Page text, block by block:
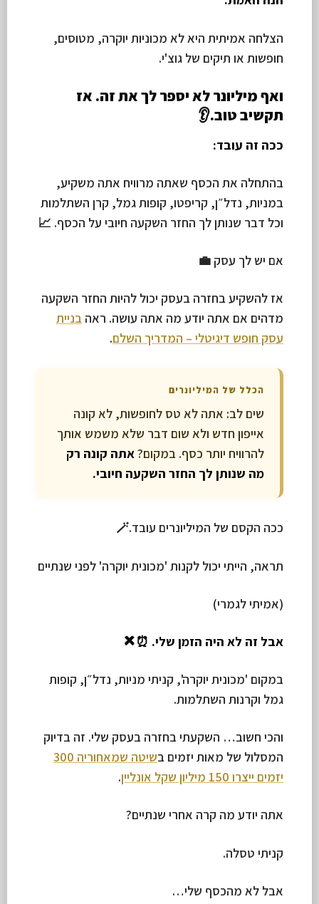
הצלחה אמיתית היא לא מכוניות יוקרה, מטוסים,
חופשות או תיקים של גוצ'י.
ואף מיליונר לא יספר לך את זה. אז
תקשיב טוב.👂
ככה זה עובד:
בהתחלה את הכסף שאתה מרוויח אתה משקיע,
במניות, נדל״ן, קריפטו, קופות גמל, קרן השתלמות
וכל דבר שנותן לך החזר השקעה חיובי על הכסף. 📈
אם יש לך עסק 💼
אז להשקיע בחזרה בעסק יכול להיות החזר השקעה
מדהים אם אתה יודע מה אתה עושה. ראה בניית
עסק חופש דיגיטלי – המדריך השלם.
הכלל של המיליונרים
שים לב: אתה לא טס לחופשות, לא קונה
אייפון חדש ולא שום דבר שלא משמש אותך
להרוויח יותר כסף. במקום?אתה קונה רק
מה שנותן לך החזר השקעה חיובי.
ככה הקסם של המיליונרים עובד.🪄
תראה, הייתי יכול לקנות 'מכונית יוקרה' לפני שנתיים
(אמיתי לגמרי)
אבל זה לא היה הזמן שלי. ⏰❌
במקום 'מכונית יוקרה', קניתי מניות, נדל״ן, קופות
גמל וקרנות השתלמות.
והכי חשוב… השקעתי בחזרה בעסק שלי. זה בדיוק
המסלול של מאות יזמים ב
שיטה שמאחוריה 300
יזמים ייצרו 150 מיליון שקל אונליין
.
אתה יודע מה קרה אחרי שנתיים?
קניתי טסלה.
אבל לא מהכסף שלי…